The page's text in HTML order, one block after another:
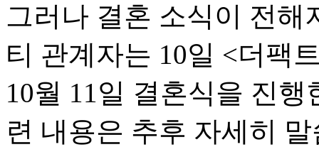
그러나 결혼 소식이 전해
티 관계자는 10일 <더팩
10월 11일 결혼식을 진
련 내용은 추후 자세히